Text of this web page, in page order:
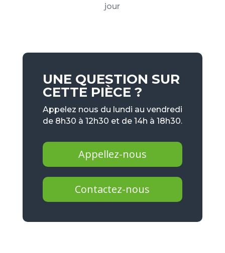
jour
UNE QUESTION SUR
CETTE PIÈCE ?
Appelez nous du lundi au vendredi
de 8h30 à 12h30 et de 14h à 18h30.
Appellez-nous
Contactez-nous